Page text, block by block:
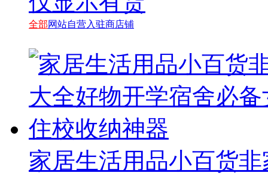
全部网站自营入驻商店铺
家居生活用品小百货